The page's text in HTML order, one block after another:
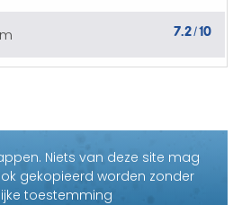
7.2/10
Niets van deze site mag
gekopieerd worden zonder
toestemming